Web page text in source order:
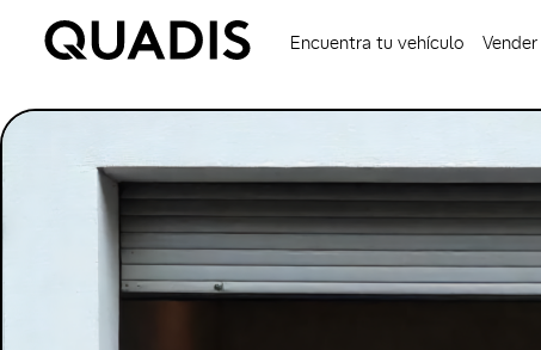
Encuentra tu vehículo